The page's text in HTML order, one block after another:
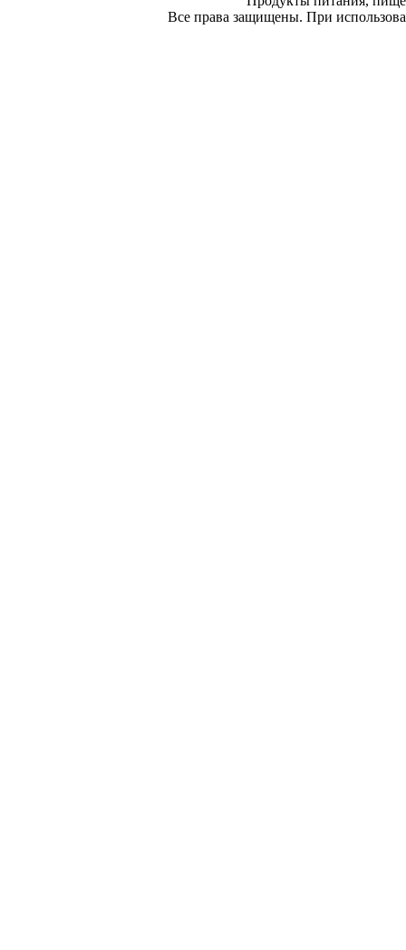
Все права защищены. При